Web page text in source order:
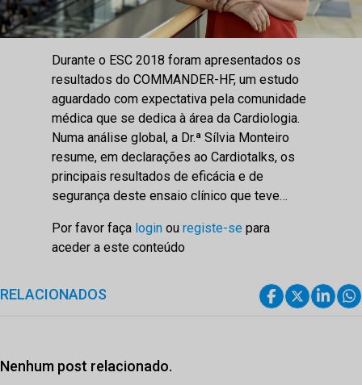
Durante o ESC 2018 foram apresentados os
resultados do COMMANDER-HF, um estudo
aguardado com expectativa pela comunidade
médica que se dedica à área da Cardiologia.
Numa análise global, a Dr.ª Sílvia Monteiro
resume, em declarações ao Cardiotalks, os
principais resultados de eficácia e de
segurança deste ensaio clínico que teve…
Por favor faça login ou registe-se para
aceder a este conteúdo
RELACIONADOS
Nenhum post relacionado.